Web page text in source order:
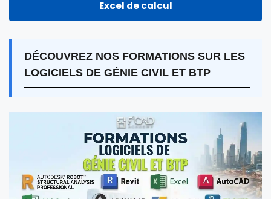
Excel de calcul
DÉCOUVREZ NOS FORMATIONS SUR LES
LOGICIELS DE GÉNIE CIVIL ET BTP